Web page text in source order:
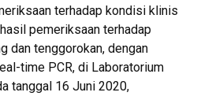
terhadap kondisi klinis
pemeriksaan terhadap
dan tenggorokan, dengan
time PCR, di Laboratorium
tanggal 16 Juni 2020,